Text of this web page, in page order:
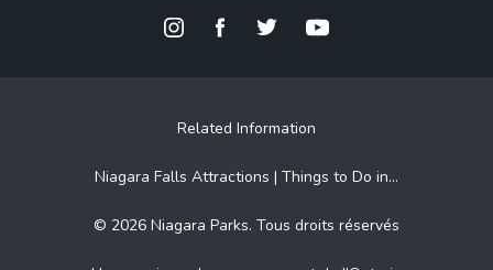
Related Information
Niagara Falls Attractions | Things to Do in...
© 2026 Niagara Parks. Tous droits réservés